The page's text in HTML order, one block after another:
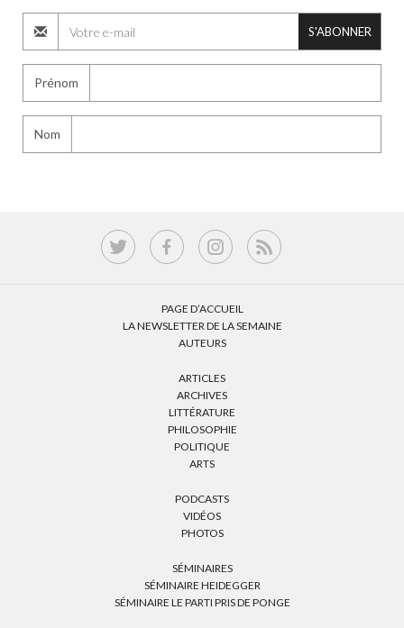
S'ABONNER
Prénom
Nom
PAGE D’ACCUEIL
LA NEWSLETTER DE LA SEMAINE
AUTEURS
ARTICLES
ARCHIVES
LITTÉRATURE
PHILOSOPHIE
POLITIQUE
ARTS
PODCASTS
VIDÉOS
PHOTOS
SÉMINAIRES
SÉMINAIRE HEIDEGGER
SÉMINAIRE LE PARTI PRIS DE PONGE